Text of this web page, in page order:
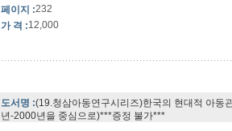
페이지 :232
가 격 :12,000
도서명 :(19.청삼아동연구시리즈)한국의 현대적 아동
년-2000년을 중심으로)***증정 불가***